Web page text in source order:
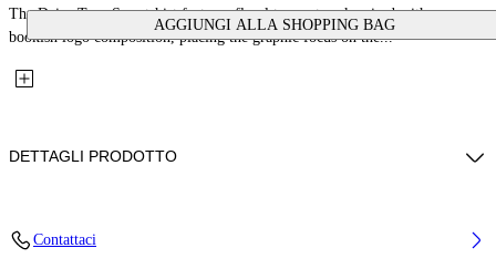
AGGIUNGI ALLA SHOPPING BAG
The Daisy Tape Sweatshirt features floral tape artwork paired with a
bookish logo composition, placing the graphic focus on the...
DETTAGLI PRODOTTO
Contattaci